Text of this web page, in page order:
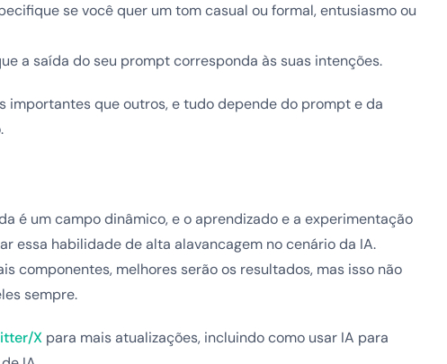
se você quer um tom casual ou formal, entusiasmo ou
a saída do seu prompt corresponda às suas intenções.
importantes que outros, e tudo depende do prompt e da
é um campo dinâmico, e o aprendizado e a experimentação
essa habilidade de alta alavancagem no cenário da IA.
componentes, melhores serão os resultados, mas isso não
sempre.
X para mais atualizações, incluindo como usar IA para